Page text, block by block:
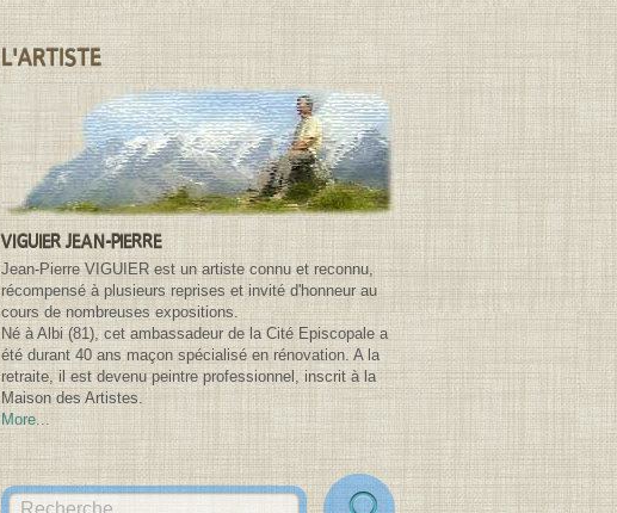
L'ARTISTE
VIGUIER JEAN-PIERRE
Jean-Pierre VIGUIER est un artiste connu et reconnu,
récompensé à plusieurs reprises et invité d'honneur au
cours de nombreuses expositions.
Né à Albi (81), cet ambassadeur de la Cité Episcopale a
été durant 40 ans maçon spécialisé en rénovation. A la
retraite, il est devenu peintre professionnel, inscrit à la
Maison des Artistes.
More...
Search for: